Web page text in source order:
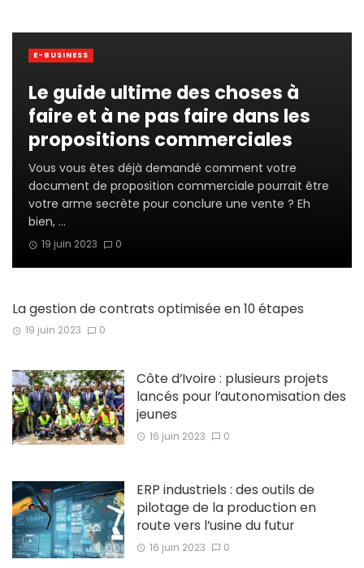
Le guide ultime des choses à
faire et à ne pas faire dans les
propositions commerciales
Vous vous êtes déjà demandé comment votre
document de proposition commerciale pourrait être
votre arme secrète pour conclure une vente ? Eh
bien, ...
19 juin 2023 0
E-BUSINESS
La gestion de contrats optimisée en 10 étapes
19 juin 2023 0
Côte d’Ivoire : plusieurs projets
lancés pour l’autonomisation des
jeunes
16 juin 2023 0
ERP industriels : des outils de
pilotage de la production en
route vers l’usine du futur
16 juin 2023 0